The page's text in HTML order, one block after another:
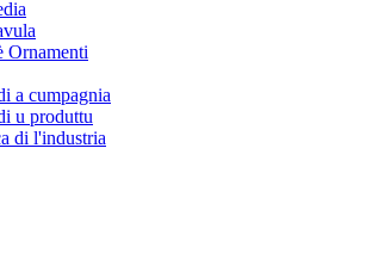
Ornamenti
a cumpagnia
u produttu
di l'industria